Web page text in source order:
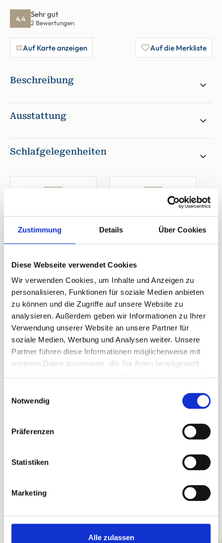
Zustimmung Details Über Cookies
Diese Webseite verwendet Cookies
Wir verwenden Cookies, um Inhalte und Anzeigen zu
personalisieren, Funktionen für soziale Medien anbieten
zu können und die Zugriffe auf unsere Website zu
analysieren. Außerdem geben wir Informationen zu Ihrer
Verwendung unserer Website an unsere Partner für
soziale Medien, Werbung und Analysen weiter. Unsere
Partner führen diese Informationen möglicherweise mit
weiteren Daten zusammen, die Sie ihnen bereitgestellt
Notwendig
Präferenzen
Statistiken
Marketing
Alle zulassen
4.4 Sehr gut
2 Bewertungen
Auf Karte anzeigen Auf die Merkliste
Beschreibung
Ausstattung
Schlafgelegenheiten
Breite 170-180 cm
Breite 170-180 cm
2 Bewertungen
Ihre Buchungsvorteile
Persönlicher Ansprechpartner vor Ort
eigene Hausdamen